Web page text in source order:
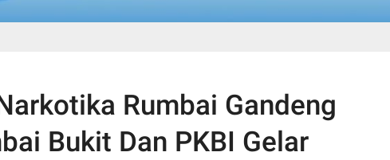
Rumbai Gandeng
Bukit Dan PKBI Gelar